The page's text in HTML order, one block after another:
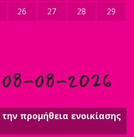
26 27 28
29
08-2026
προμήθεια ενοικίασης